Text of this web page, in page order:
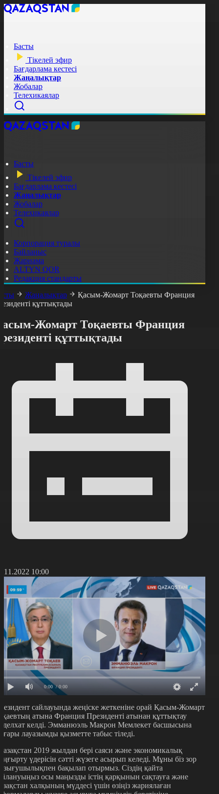
Басты
Тікелей эфир
Бағдарлама кестесі
Жаңалықтар
Жобалар
Телехикаялар
Басты
Тікелей эфир
Бағдарлама кестесі
Жаңалықтар
Жобалар
Телехикаялар
Корпорация туралы
Байланыс
Жарнама
ALTYN QOR
Редакция стандарты
Жаңалықтар
Қасым-Жомарт Тоқаевты Франция
құттықтады
Жомарт Тоқаевты Франция
құттықтады
10:00
0:00 / 0:00
сайлауында жеңіске жеткеніне орай Қасым-Жомарт
атына Франция Президенті атынан құттықтау
келді. Эмманюэль Макрон Мемлекет басшысына
лауазымды қызметте табыс тіледі.
2019 жылдан бері саяси және экономикалық
үдерісін сәтті жүзеге асырып келеді. Мұны біз зор
бақылап отырмыз. Сіздің қайта
осы маңызды істің қарқынын сақтауға және
халқының мүддесі үшін өзіңіз жариялаған